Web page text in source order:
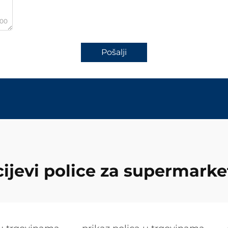
Pošalji
police za